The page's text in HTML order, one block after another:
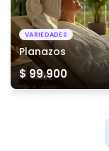
VARIEDADES
Planazos
$ 99.900